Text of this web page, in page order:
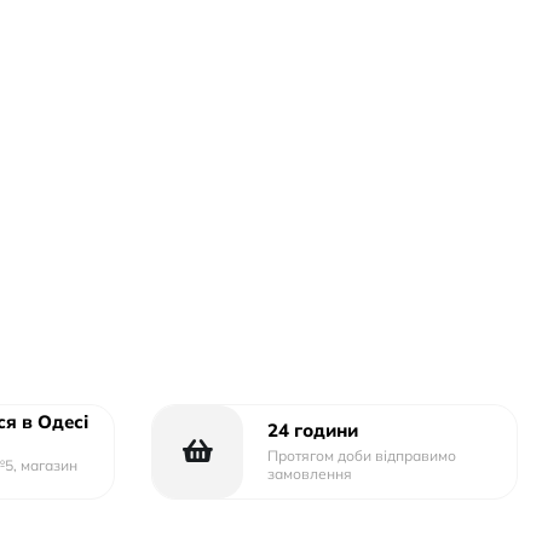
в Одесі
магазин
24 години
Протягом доби відправимо
замовлення